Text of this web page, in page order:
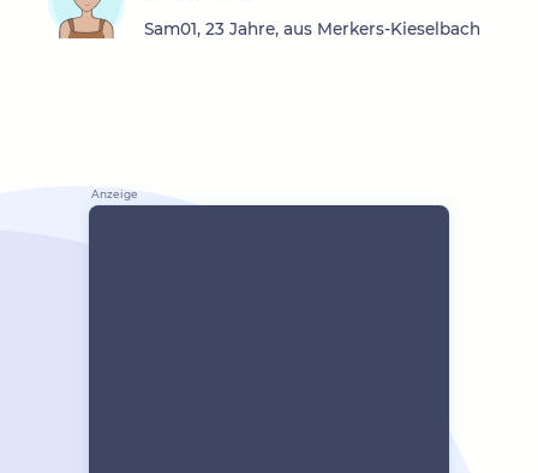
Sam01, 23 Jahre, aus Merkers-Kieselbach